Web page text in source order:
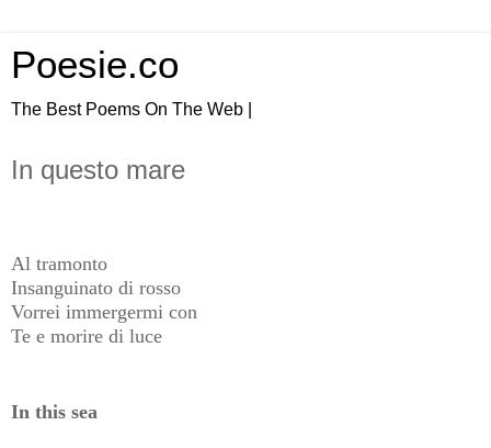
Poesie.co
The Best Poems On The Web |
In questo mare
Al tramonto
Insanguinato di rosso
Vorrei immergermi con
Te e morire di luce
In this sea